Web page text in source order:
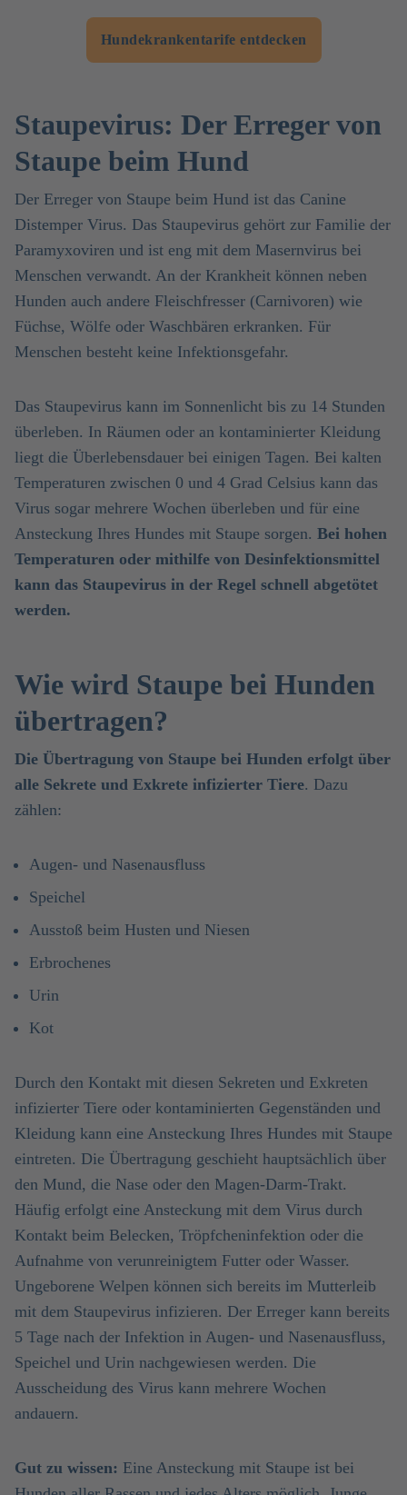
Hundekrankentarife entdecken
Staupevirus: Der Erreger von
Staupe beim Hund
Der Erreger von Staupe beim Hund ist das Canine
Distemper Virus. Das Staupevirus gehört zur Familie der
Paramyxoviren und ist eng mit dem Masernvirus bei
Menschen verwandt. An der Krankheit können neben
Hunden auch andere Fleischfresser (Carnivoren) wie
Füchse, Wölfe oder Waschbären erkranken. Für
Menschen besteht keine Infektionsgefahr.
Das Staupevirus kann im Sonnenlicht bis zu 14 Stunden
überleben. In Räumen oder an kontaminierter Kleidung
liegt die Überlebensdauer bei einigen Tagen. Bei kalten
Temperaturen zwischen 0 und 4 Grad Celsius kann das
Virus sogar mehrere Wochen überleben und für eine
Ansteckung Ihres Hundes mit Staupe sorgen. Bei hohen
Temperaturen oder mithilfe von Desinfektionsmittel
kann das Staupevirus in der Regel schnell abgetötet
werden.
Wie wird Staupe bei Hunden
übertragen?
Die Übertragung von Staupe bei Hunden erfolgt über
alle Sekrete und Exkrete infizierter Tiere. Dazu
zählen:
Augen- und Nasenausfluss
Speichel
Ausstoß beim Husten und Niesen
Erbrochenes
Urin
Kot
Durch den Kontakt mit diesen Sekreten und Exkreten
infizierter Tiere oder kontaminierten Gegenständen und
Kleidung kann eine Ansteckung Ihres Hundes mit Staupe
eintreten. Die Übertragung geschieht hauptsächlich über
den Mund, die Nase oder den Magen-Darm-Trakt.
Häufig erfolgt eine Ansteckung mit dem Virus durch
Kontakt beim Belecken, Tröpfcheninfektion oder die
Aufnahme von verunreinigtem Futter oder Wasser.
Ungeborene Welpen können sich bereits im Mutterleib
mit dem Staupevirus infizieren. Der Erreger kann bereits
5 Tage nach der Infektion in Augen- und Nasenausfluss,
Speichel und Urin nachgewiesen werden. Die
Ausscheidung des Virus kann mehrere Wochen
andauern.
Gut zu wissen: Eine Ansteckung mit Staupe ist bei